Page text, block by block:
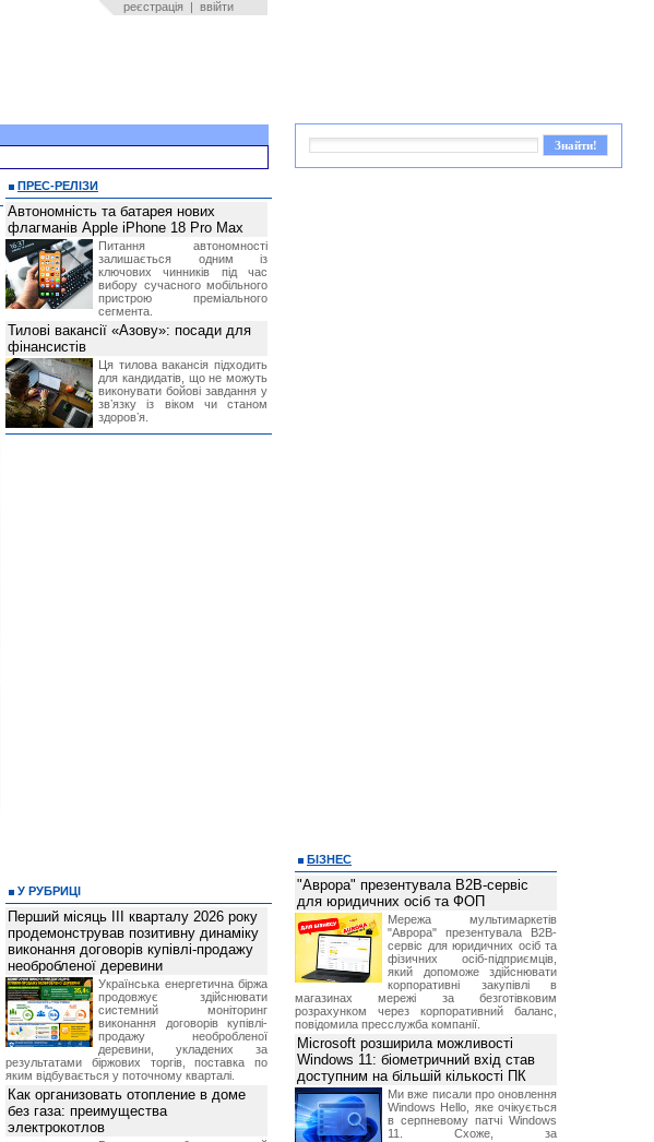
реєстрація | ввійти
ПРЕС-РЕЛІЗИ
Автономність та батарея нових
флагманів Apple iPhone 18 Pro Max
Питання автономності
залишається одним із
ключових чинників під час
вибору сучасного мобільного
пристрою преміального
сегмента.
Тилові вакансії «Азову»: посади для
фінансистів
Ця тилова вакансія підходить
для кандидатів, що не можуть
виконувати бойові завдання у
звʼязку із віком чи станом
здоровʼя.
У РУБРИЦІ
Перший місяць ІІІ кварталу 2026 року
продемонстрував позитивну динаміку
виконання договорів купівлі-продажу
необробленої деревини
Українська енергетична біржа
продовжує здійснювати
системний моніторинг
виконання договорів купівлі-
продажу необробленої
деревини, укладених за
результатами біржових торгів, поставка по
яким відбувається у поточному кварталі.
Как организовать отопление в доме
без газа: преимущества
электрокотлов
БІЗНЕС
"Аврора" презентувала B2B-сервіс
для юридичних осіб та ФОП
Мережа мультимаркетів
"Аврора" презентувала B2B-
сервіс для юридичних осіб та
фізичних осіб-підприємців,
який допоможе здійснювати
корпоративні закупівлі в
магазинах мережі за безготівковим
розрахунком через корпоративний баланс,
повідомила пресслужба компанії.
Microsoft розширила можливості
Windows 11: біометричний вхід став
доступним на більшій кількості ПК
Ми вже писали про оновлення
Windows Hello, яке очікується
в серпневому патчі Windows
11. Схоже, за